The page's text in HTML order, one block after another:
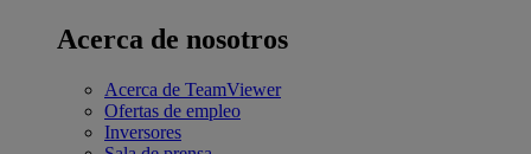
Acerca de nosotros
Acerca de TeamViewer
Ofertas de empleo
Inversores